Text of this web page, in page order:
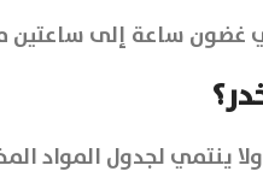
غضون ساعة إلى ساعتين